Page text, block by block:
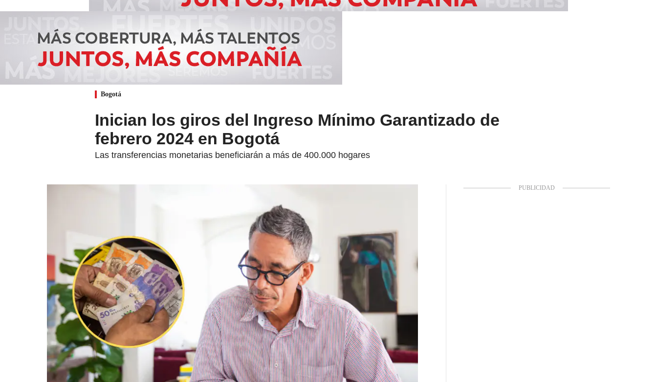
Bogotá
Inician los giros del Ingreso Mínimo Garantizado de
febrero 2024 en Bogotá
Las transferencias monetarias beneficiarán a más de 400.000 hogares